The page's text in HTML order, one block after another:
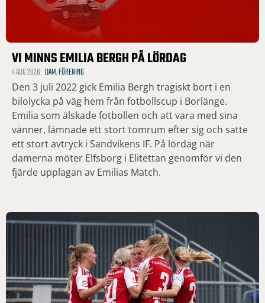
VI MINNS EMILIA BERGH PÅ LÖRDAG
4 AUG 2026 DAM,FÖRENING
Den 3 juli 2022 gick Emilia Bergh tragiskt bort i en
bilolycka på väg hem från fotbollscup i Borlänge.
Emilia som älskade fotbollen och att vara med sina
vänner, lämnade ett stort tomrum efter sig och satte
ett stort avtryck i Sandvikens IF. På lördag när
damerna möter Elfsborg i Elitettan genomför vi den
fjärde upplagan av Emilias Match.